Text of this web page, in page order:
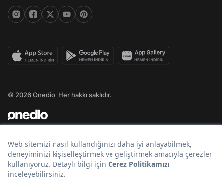
© 2026 Onedio. Her hakkı saklıdır.
Bir markasıdır.